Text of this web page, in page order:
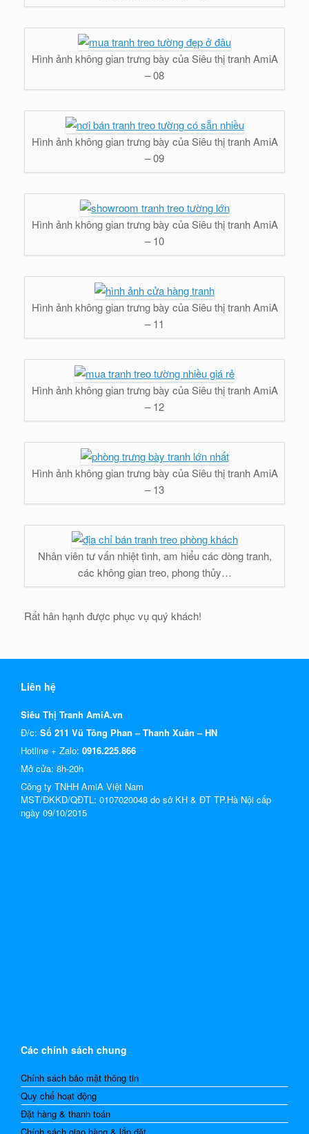
Hình ảnh không gian trưng bày của Siêu thị tranh AmiA
– 08
Hình ảnh không gian trưng bày của Siêu thị tranh AmiA
– 09
Hình ảnh không gian trưng bày của Siêu thị tranh AmiA
– 10
Hình ảnh không gian trưng bày của Siêu thị tranh AmiA
– 11
Hình ảnh không gian trưng bày của Siêu thị tranh AmiA
– 12
Hình ảnh không gian trưng bày của Siêu thị tranh AmiA
– 13
Nhân viên tư vấn nhiệt tình, am hiểu các dòng tranh,
các không gian treo, phong thủy…
Rất hân hạnh được phục vụ quý khách!
Liên hệ
Siêu Thị Tranh AmiA.vn
Đ/c: Số 211 Vũ Tông Phan – Thanh Xuân – HN
Hotline + Zalo: 0916.225.866
Mở cửa: 8h-20h
Công ty TNHH AmiA Việt Nam
MST/ĐKKD/QĐTL: 0107020048 do sở KH & ĐT TP.Hà Nội cấp
ngày 09/10/2015
Các chính sách chung
Chính sách bảo mật thông tin
Quy chế hoạt động
Đặt hàng & thanh toán